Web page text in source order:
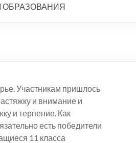
Участникам пришлось
и внимание и
и терпение. Как
есть победители
11 класса